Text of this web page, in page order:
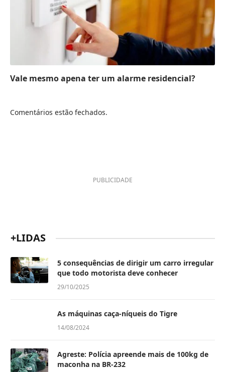
Vale mesmo apena ter um alarme residencial?
Comentários estão fechados.
PUBLICIDADE
+LIDAS
5 consequências de dirigir um carro irregular
que todo motorista deve conhecer
29/10/2025
As máquinas caça-níqueis do Tigre
14/08/2024
Agreste: Polícia apreende mais de 100kg de
maconha na BR-232